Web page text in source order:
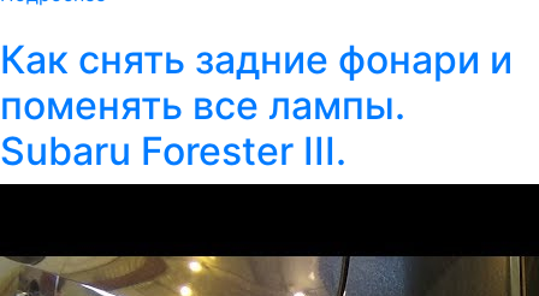
Как снять задние фонари и
поменять все лампы.
Subaru Forester III.